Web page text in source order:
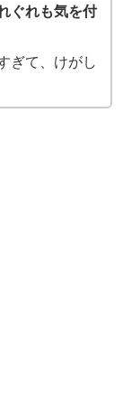
ぐれも気を付
ぎて、けがし